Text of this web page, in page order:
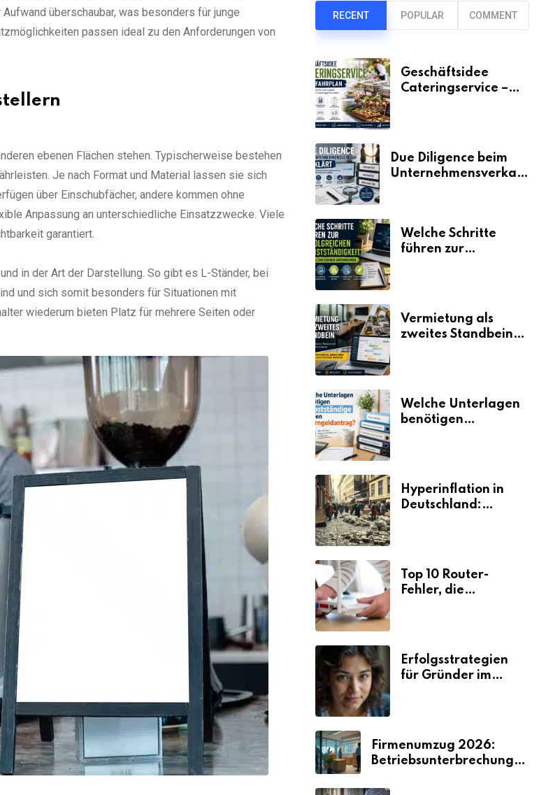
überschaubar, was besonders für junge
passen ideal zu den Anforderungen von
ebenen Flächen stehen. Typischerweise bestehen
Je nach Format und Material lassen sie sich
über Einschubfächer, andere kommen ohne
Anpassung an unterschiedliche Einsatzzwecke. Viele
garantiert.
in der Art der Darstellung. So gibt es L-Ständer, bei
und sich somit besonders für Situationen mit
wiederum bieten Platz für mehrere Seiten oder
RECENT POPULAR COMMENT
Geschäftsidee
Cateringservice –
Due Diligence beim
Unternehmensverkauf
Welche Schritte
führen zur
Vermietung als
zweites Standbein:
Umsätze machen
Welche Unterlagen
benötigen
Hyperinflation in
Deutschland:
Top 10 Router-
Fehler, die
Erfolgsstrategien
für Gründer im
Firmenumzug 2026:
Betriebsunterbrechungen